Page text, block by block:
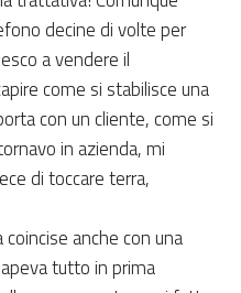
decine di volte per
a vendere il
come si stabilisce una
con un cliente, come si
in azienda, mi
di toccare terra,
anche con una
tutto in prima